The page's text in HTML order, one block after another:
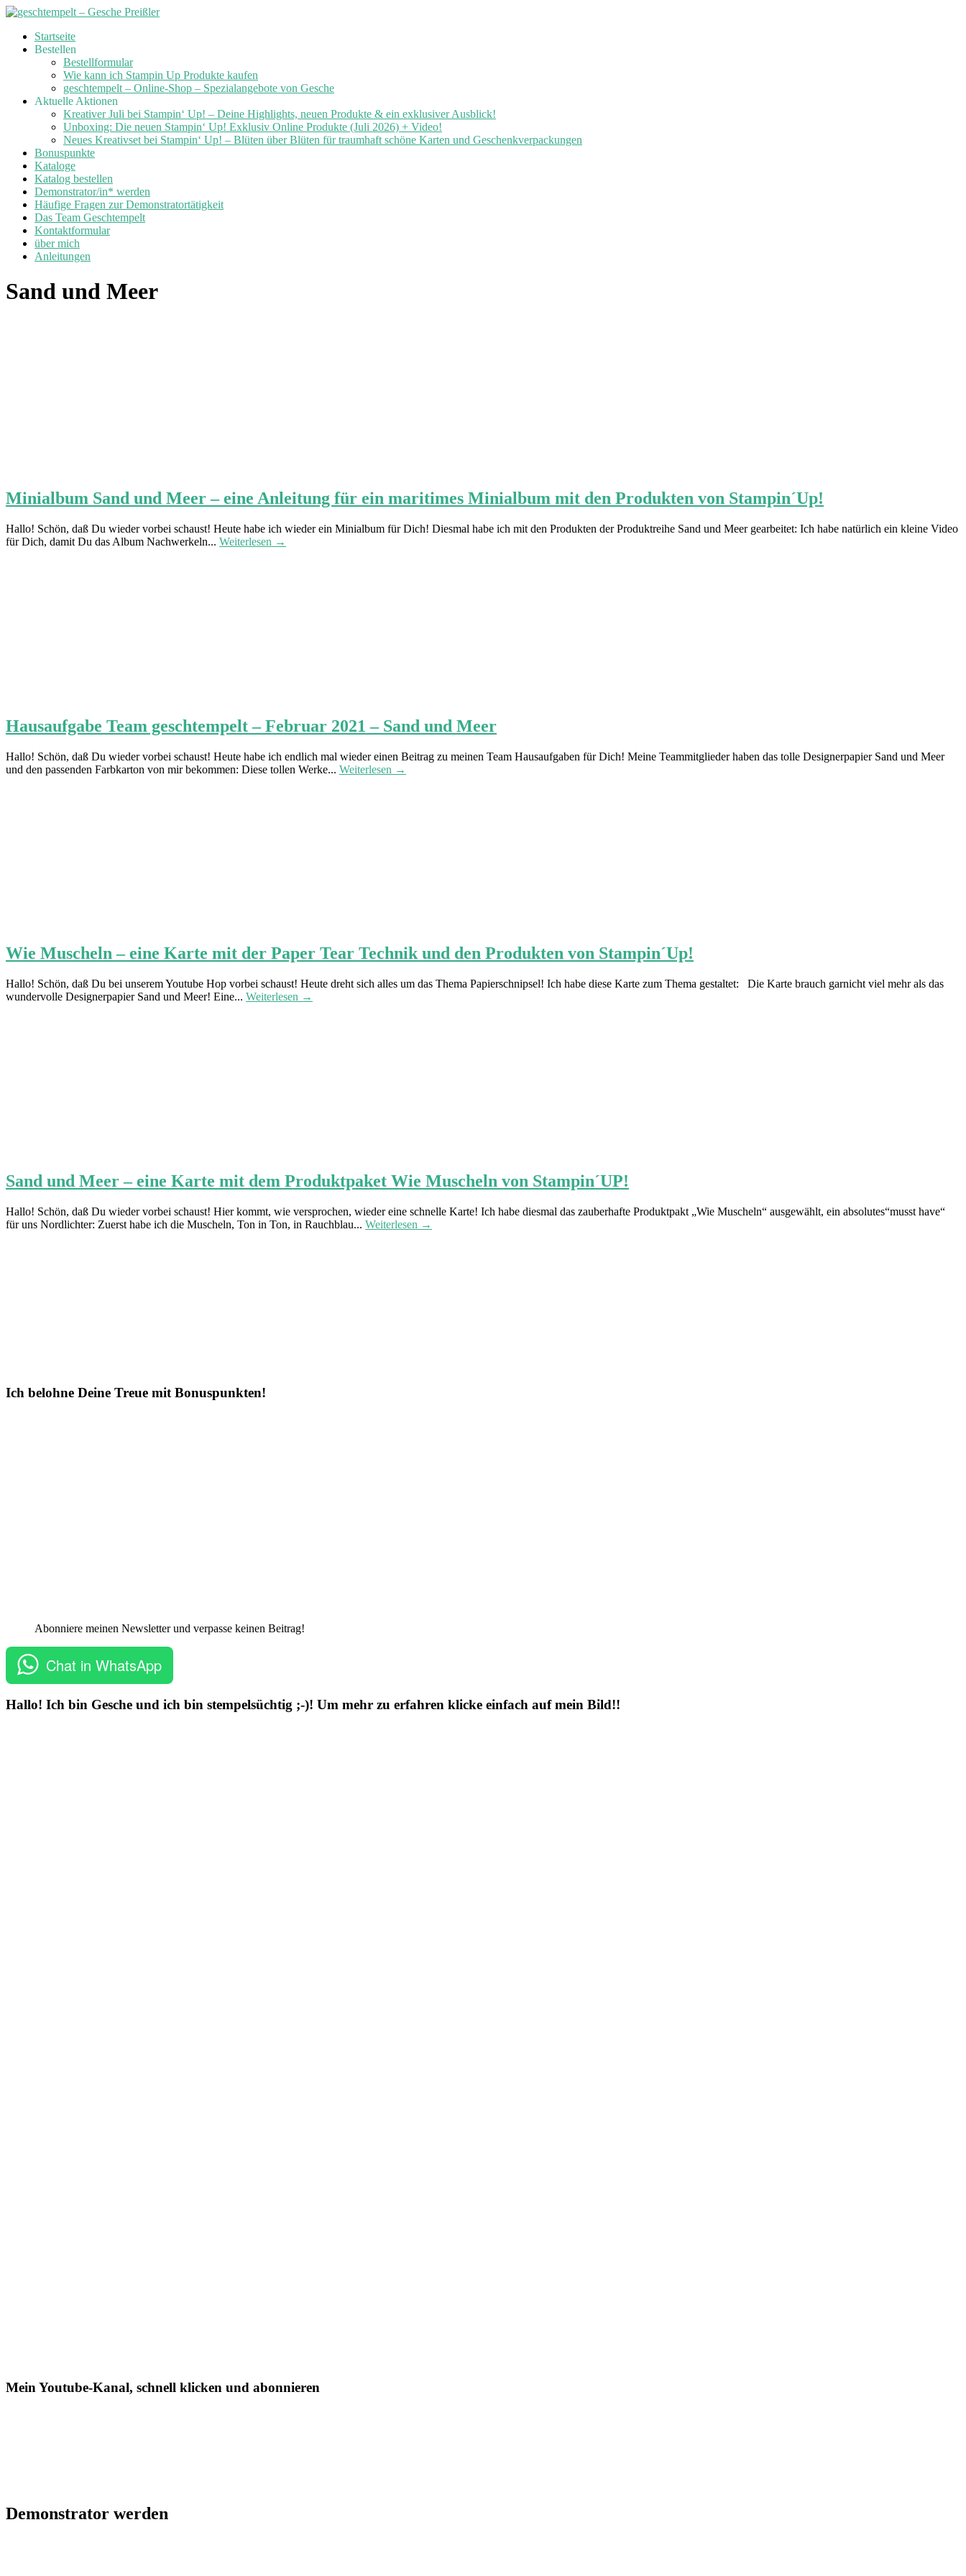
Skip
Startseite
Bestellen
Bestellformular
Wie kann ich Stampin Up Produkte kaufen
geschtempelt – Online-Shop – Spezialangebote von Gesche
Aktuelle Aktionen
Kreativer Juli bei Stampin‘ Up! – Deine Highlights, neuen Produkte & ein exklusiver Ausblick!
Unboxing: Die neuen Stampin‘ Up! Exklusiv Online Produkte (Juli 2026) + Video!
Neues Kreativset bei Stampin‘ Up! – Blüten über Blüten für traumhaft schöne Karten und Geschenkverpackungen
Bonuspunkte
Kataloge
Katalog bestellen
Demonstrator/in* werden
Häufige Fragen zur Demonstratortätigkeit
Das Team Geschtempelt
Kontaktformular
über mich
Anleitungen
Sand und Meer
Minialbum Sand und Meer – eine Anleitung für ein maritimes Minialbum mit den Produkten von Stampin´Up!
Hallo! Schön, daß Du wieder vorbei schaust! Heute habe ich wieder ein Minialbum für Dich! Diesmal habe ich mit den Produkten der Produktreihe Sand und Meer gearbeitet: Ich habe natürlich ein kleine Video
für Dich, damit Du das Album Nachwerkeln... Weiterlesen →
Hausaufgabe Team geschtempelt – Februar 2021 – Sand und Meer
Hallo! Schön, daß Du wieder vorbei schaust! Heute habe ich endlich mal wieder einen Beitrag zu meinen Team Hausaufgaben für Dich! Meine Teammitglieder haben das tolle Designerpapier Sand und Meer
und den passenden Farbkarton von mir bekommen: Diese tollen Werke... Weiterlesen →
Wie Muscheln – eine Karte mit der Paper Tear Technik und den Produkten von Stampin´Up!
Hallo! Schön, daß Du bei unserem Youtube Hop vorbei schaust! Heute dreht sich alles um das Thema Papierschnipsel! Ich habe diese Karte zum Thema gestaltet: Die Karte brauch garnicht viel mehr als das
wundervolle Designerpapier Sand und Meer! Eine... Weiterlesen →
Sand und Meer – eine Karte mit dem Produktpaket Wie Muscheln von Stampin´UP!
Hallo! Schön, daß Du wieder vorbei schaust! Hier kommt, wie versprochen, wieder eine schnelle Karte! Ich habe diesmal das zauberhafte Produktpakt „Wie Muscheln“ ausgewählt, ein absolutes“musst have“
für uns Nordlichter: Zuerst habe ich die Muscheln, Ton in Ton, in Rauchblau... Weiterlesen →
Ich belohne Deine Treue mit Bonuspunkten!
Abonniere meinen Newsletter und verpasse keinen Beitrag!
Chat in WhatsApp
Hallo! Ich bin Gesche und ich bin stempelsüchtig ;-)! Um mehr zu erfahren klicke einfach auf mein Bild!!
Mein Youtube-Kanal, schnell klicken und abonnieren
Demonstrator werden